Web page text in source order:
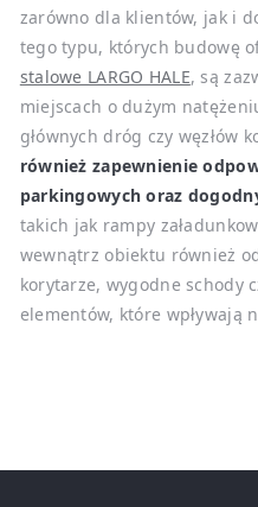
zarówno dla klientów, jak i
tego typu, których budowę
stalowe LARGO HALE, są
miejscach o dużym
głównych dróg czy węzłów
również zapewnienie
parkingowych oraz
takich jak rampy
wewnątrz obiektu również
korytarze, wygodne schody
elementów, które wpływają